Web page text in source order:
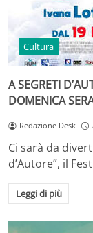
Cultura
A SEGRETI
DOMENICA
Redazione Desk
Ci sarà da
d’Autore”, il
Leggi di più